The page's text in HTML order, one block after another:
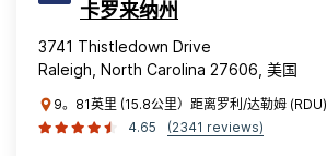
卡罗来纳州
3741 Thistledown Drive
Raleigh, North Carolina 27606, 美国
9。81英里 (15.8公里）距离罗利/达勒姆 (RDU)
4.65
(2341 reviews)